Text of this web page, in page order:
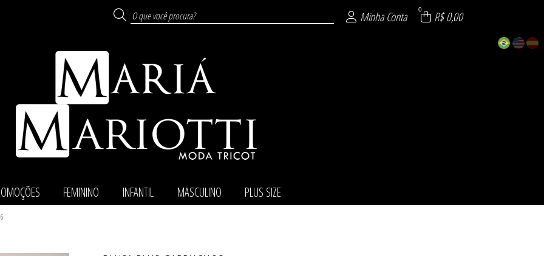
Minha Conta 0 R$ 0,00
FEMININO INFANTIL MASCULINO PLUS SIZE